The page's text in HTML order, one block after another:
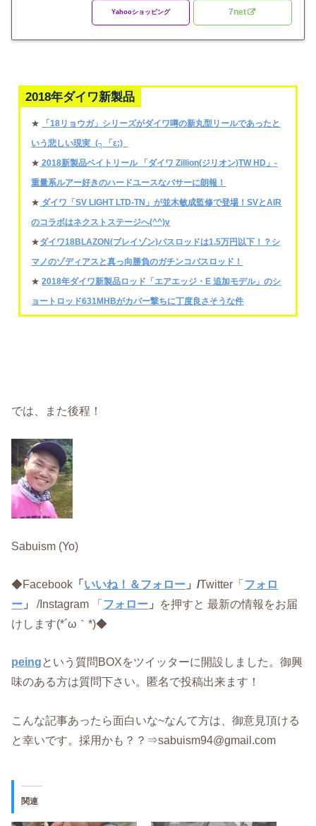
Yahooショッピング 7net
2018年ダイワ新製品
★
「18リョウガ」シリーズがダイワ噂の新丸型リールであったと
いう悲しい現実_(┐「ε:)_
★ 2018新製品ベイトリール 「ダイワ Zillion(ジリオン)TW HD」-
重量系ルアー好きのハードユースなバサーに朗報！
★ ダイワ「SV LIGHT LTD-TN」が並木敏成監修で登場！SVとAIR
のコラボはネクストステージへ(^^)v
★ダイワ18BLAZON(ブレイゾン)バスロッドは1.5万円以下！？シ
マノのゾディアスと真っ向勝負のガチンコバスロッド！
★2018年ダイワ新製品ロッド「エアエッジ・E 追加モデル」のシ
ョートロッド631MHBがカバー撃ちに丁度良さそうな件
では、また後程！
Sabuism (Yo)
◆Facebook 「いいね！＆フォロー 」/Twitter「フォロ
ー 」/Instagram 「フォロー 」 を押すと 最新の情報をお届
けします(*´ω｀*)◆
peingという質問BOXをツイッターに開設しました。御興
味のある方は質問下さい。匿名で投稿出来ます！
こんな記事あったら面白いな~なんて方は、御意見頂ける
と幸いです。採用かも？？⇒sabuism94@gmail.com
関連